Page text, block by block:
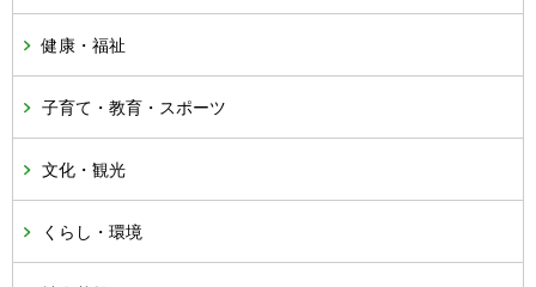
健康・福祉
子育て・教育・スポーツ
文化・観光
くらし・環境